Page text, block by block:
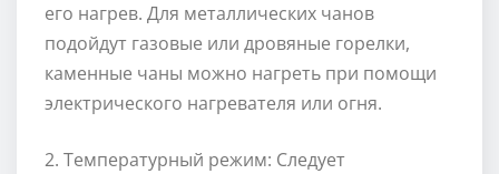
его нагрев. Для металлических чанов
подойдут газовые или дровяные горелки,
каменные чаны можно нагреть при помощи
электрического нагревателя или огня.
2. Температурный режим: Следует